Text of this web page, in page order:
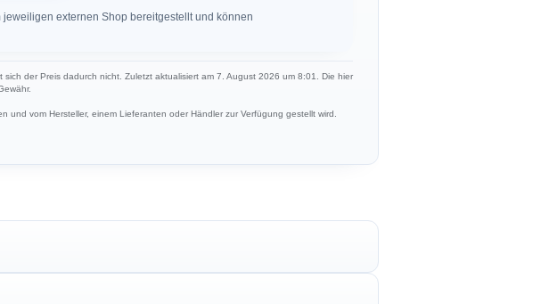
externen Shop bereitgestellt und können
der Preis dadurch nicht. Zuletzt aktualisiert am 7. August 2026 um 8:01. Die hier
und vom Hersteller, einem Lieferanten oder Händler zur Verfügung gestellt wird.